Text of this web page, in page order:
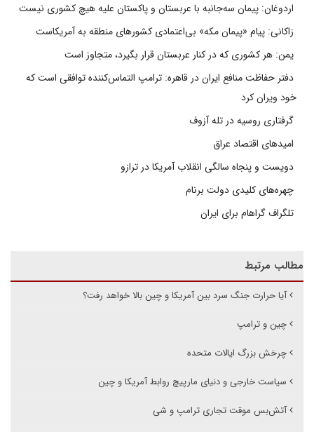
اردوغان: پیمان سه‌جانبه با عربستان و پاکستان علیه هیچ کشوری نیست
زاکانی: پیام «پیمان مکه» بی‌اعتمادی کشورهای منطقه به آمریکاست
یمن: هر کشوری که در کنار عربستان قرار بگیرد، متجاوز است
دفتر حفاظت منافع ایران در قاهره: ترامپ التماس‌کننده توافقی است که
خود ویران کرد
گرفتاری روسیه در تله آزوف
امیدهای اقتصاد عراق
دویست و پنجاه سالگی انقلاب آمریکا در ترازو
چهره‌های کلیدی دولت برنام
تلگراف گراهام برای ایران
مطالب مرتبط
آیا حرارت جنگ سرد بین آمریکا و چین بالا خواهد رفت؟
چین و ترامپ
چرخش بزرگ ایالات متحده
سیاست خارجی و دنیای مارپیچ روابط آمریکا و چین
آتش‌بس موقت تجاری ترامپ و شی